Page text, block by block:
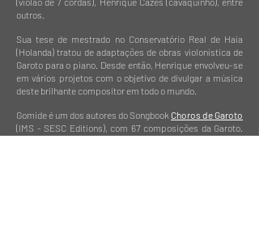
outros.
Sua tese de mestrado no Conservatório Real de Haia
(Holanda) tratou de adaptações de obras violonística de
Garoto para o piano. Desde então, Henrique envolveu-se
em vários projetos com o objetivo de divulgar a música
deste brilhante compositor em todo o mundo.
Gomide é um dos autores do Songbook Choros de Garoto
(IMS - SESC Editions), com 67 composições da Garoto.